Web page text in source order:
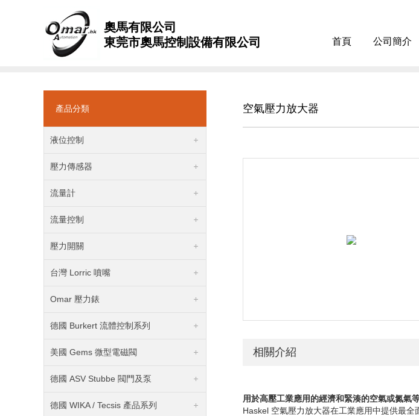
奧馬有限公司
東莞市奧馬控制設備有限公司
首頁 公司簡介
產品分類
液位控制
壓力傳感器
流量計
流量控制
壓力開關
台灣 Lorric 噴嘴
Omar 壓力錶
德國 Burkert 流體控制系列
美國 Gems 微型電磁閥
德國 ASV Stubbe 閥門及泵
德國 WIKA / Tecsis 產品系列
空氣壓力放大器
相關介紹
用於高壓工業應用的經濟和緊湊的空氣或氮氣
Haskel 空氣壓力放大器在工業應用中提供最全